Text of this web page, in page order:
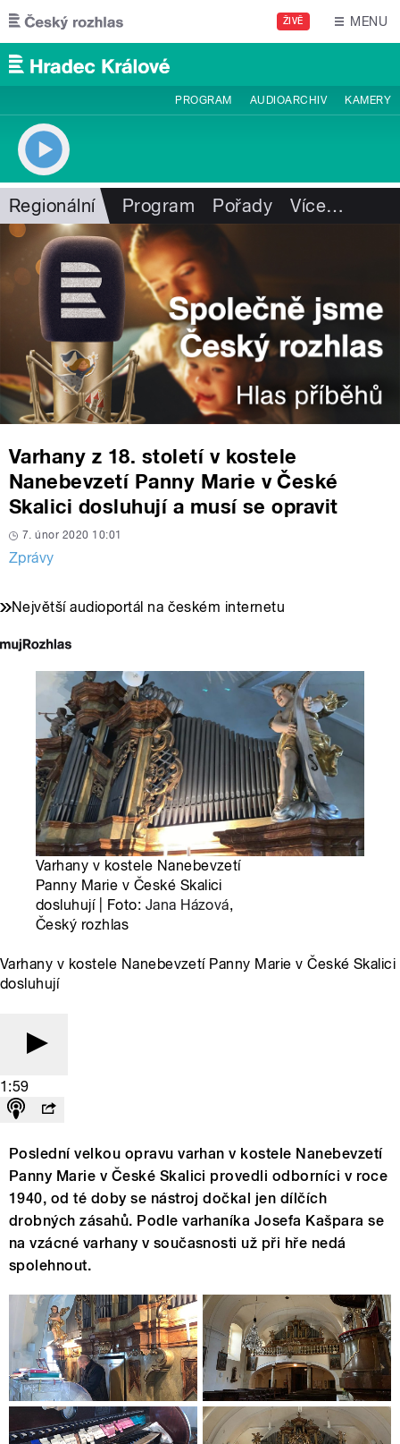
Přejít k hlavnímu obsahu
ŽIVĚ MENU
PROGRAM AUDIOARCHIV KAMERY
Regionální Program Pořady Více…
Varhany z 18. století v kostele
Nanebevzetí Panny Marie v České
Skalici dosluhují a musí se opravit
7. únor 2020 10:01
Zprávy
Největší audioportál na českém internetu
Varhany v kostele Nanebevzetí
Panny Marie v České Skalici
dosluhují | Foto: Jana Házová,
Český rozhlas
Varhany v kostele Nanebevzetí Panny Marie v České Skalici
dosluhují
1:59
Poslední velkou opravu varhan v kostele Nanebevzetí
Panny Marie v České Skalici provedli odborníci v roce
1940, od té doby se nástroj dočkal jen dílčích
drobných zásahů. Podle varhaníka Josefa Kašpara se
na vzácné varhany v současnosti už při hře nedá
spolehnout.